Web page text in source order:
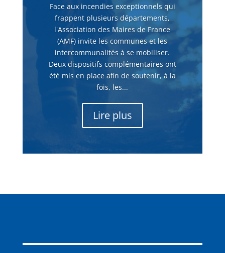
Face aux incendies exceptionnels qui
frappent plusieurs départements,
l'Association des Maires de France
(AMF) invite les communes et les
intercommunalités à se mobiliser.
Deux dispositifs complémentaires ont
été mis en place afin de soutenir, à la
fois, les...
Lire plus